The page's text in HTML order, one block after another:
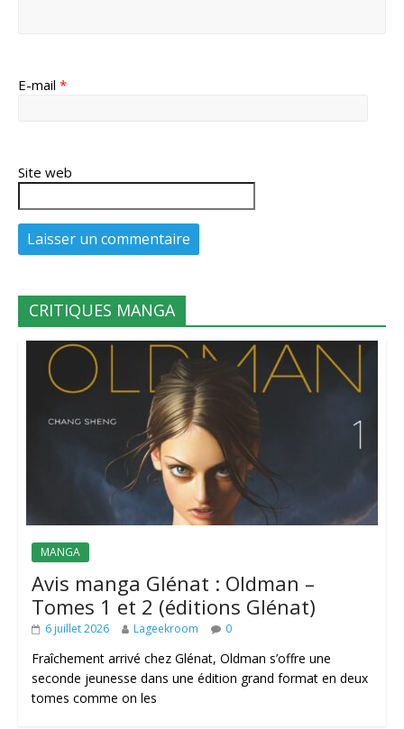
E-mail *
Site web
CRITIQUES MANGA
MANGA
Avis manga Glénat : Oldman –
Tomes 1 et 2 (éditions Glénat)
6 juillet 2026 Lageekroom 0
Fraîchement arrivé chez Glénat, Oldman s’offre une
seconde jeunesse dans une édition grand format en deux
tomes comme on les